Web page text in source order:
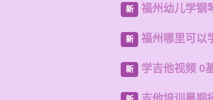
新 福州幼儿学钢
新 福州哪里可以
新 学吉他视频 0